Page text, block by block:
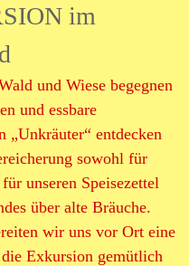
im
und Wiese begegnen
und essbare
„Unkräuter“ entdecken
sowohl für
unseren Speisezettel
über alte Bräuche.
wir uns vor Ort eine
Exkursion gemütlich